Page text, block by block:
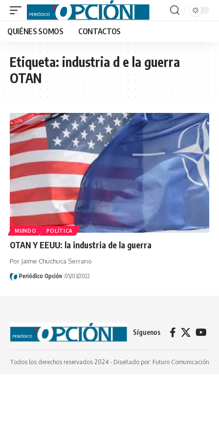
QUIÉNES SOMOS CONTACTOS
Etiqueta:industria d e la guerra
OTAN
MUNDO POLÍTICA
OTAN Y EEUU: la industria de la guerra
Por Jaime Chuchuca Serrano
Periódico Opción 05/03/2022
Síguenos
Todos los derechos reservados 2024 - Diseñado por: Futuro Comunicación